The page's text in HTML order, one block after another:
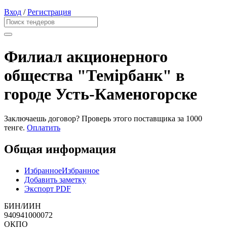
Вход /Регистрация
Филиал акционерного
общества "Темірбанк" в
городе Усть-Каменогорске
Заключаешь договор? Проверь этого поставщика за 1000
тенге. Оплатить
Общая информация
ИзбранноеИзбранное
Добавить заметку
Экспорт PDF
БИН/ИИН
940941000072
ОКПО